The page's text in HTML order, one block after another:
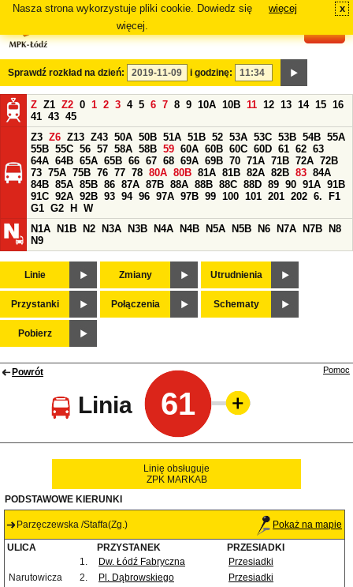
Nasza strona wykorzystuje pliki cookie. Dowiedz się
więcej.
więcej x
Sprawdź rozkład na dzień: i godzinę:
Z Z1 Z2 0 1 2 3 4 5 6 7 8 9 10A 10B 11 12 13 14 15 16
41 43 45
Z3 Z6 Z13 Z43 50A 50B 51A 51B 52 53A 53C 53B 54B 55A
55B 55C 56 57 58A 58B 59 60A 60B 60C 60D 61 62 63
64A 64B 65A 65B 66 67 68 69A 69B 70 71A 71B 72A 72B
73 75A 75B 76 77 78 80A 80B 81A 81B 82A 82B 83 84A
84B 85A 85B 86 87A 87B 88A 88B 88C 88D 89 90 91A 91B
91C 92A 92B 93 94 96 97A 97B 99 100 101 201 202 6.
F1
G1 G2 H
W
N1A
N1B N2 N3A N3B N4A N4B N5A N5B N6 N7A N7B
N8
N9
Linie Zmiany Utrudnienia
Przystanki Połączenia Schematy
Pobierz
Powrót
Linia 61
Pomoc
Linię obsługuje
ZPK MARKAB
PODSTAWOWE KIERUNKI
Parzęczewska /Staffa(Zg.) Pokaż na mapie
ULICA PRZYSTANEK
PRZESIADKI
1.
Dw. Łódź Fabryczna
Przesiadki
Narutowicza
2. Pl. Dąbrowskiego
Przesiadki